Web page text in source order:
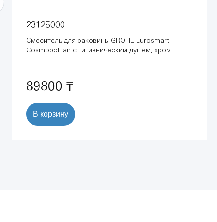
23125000
Смеситель для раковины GROHE Eurosmart
Cosmopolitan с гигиеническим душем, хром
89800 ₸
В корзину